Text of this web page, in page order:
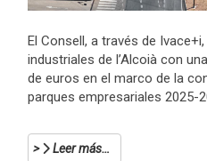
El Consell, a través de
industriales de l’Alcoià con
de euros en el marco de la
parques empresariales 2025-
Leer más…